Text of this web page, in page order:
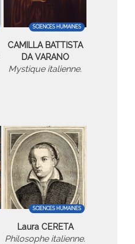
SCIENCES HUMAINES
CAMILLA BATTISTA
DA VARANO
Mystique italienne.
SCIENCES HUMAINES
Laura CERETA
Philosophe italienne.